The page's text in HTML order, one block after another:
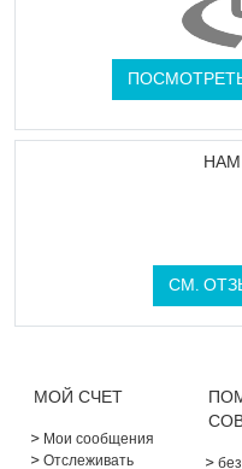
СМ.
МОЙ СЧЕТ
Мои сообщения
Отслеживать